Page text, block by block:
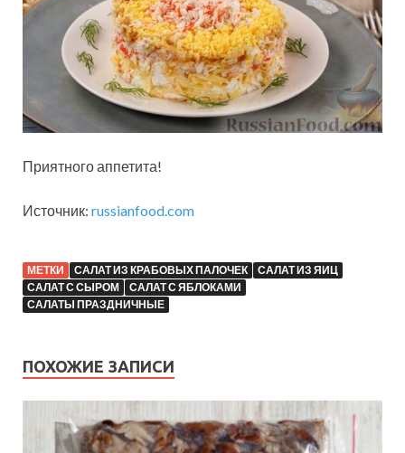
Приятного аппетита!
Источник: russianfood.com
МЕТКИ САЛАТ ИЗ КРАБОВЫХ ПАЛОЧЕК
САЛАТ ИЗ ЯИЦ
САЛАТ С СЫРОМ
САЛАТ С ЯБЛОКАМИ
САЛАТЫ ПРАЗДНИЧНЫЕ
ПОХОЖИЕ ЗАПИСИ